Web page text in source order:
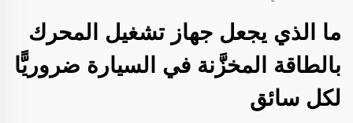
ما الذي يجعل جهاز تشغيل المحرك
بالطاقة المخزَّنة في السيارة ضروريًّا
لكل سائق